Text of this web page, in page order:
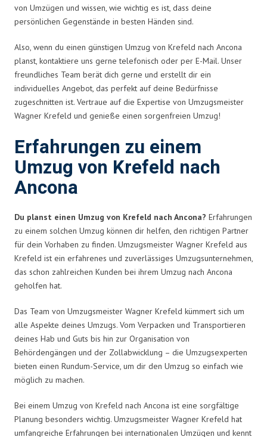
von Umzügen und wissen, wie wichtig es ist, dass deine
persönlichen Gegenstände in besten Händen sind.
Also, wenn du einen günstigen Umzug von Krefeld nach Ancona
planst, kontaktiere uns gerne telefonisch oder per E-Mail. Unser
freundliches Team berät dich gerne und erstellt dir ein
individuelles Angebot, das perfekt auf deine Bedürfnisse
zugeschnitten ist. Vertraue auf die Expertise von Umzugsmeister
Wagner Krefeld und genieße einen sorgenfreien Umzug!
Erfahrungen zu einem
Umzug von Krefeld nach
Ancona
Du planst einen Umzug von Krefeld nach Ancona? Erfahrungen
zu einem solchen Umzug können dir helfen, den richtigen Partner
für dein Vorhaben zu finden. Umzugsmeister Wagner Krefeld aus
Krefeld ist ein erfahrenes und zuverlässiges Umzugsunternehmen,
das schon zahlreichen Kunden bei ihrem Umzug nach Ancona
geholfen hat.
Das Team von Umzugsmeister Wagner Krefeld kümmert sich um
alle Aspekte deines Umzugs. Vom Verpacken und Transportieren
deines Hab und Guts bis hin zur Organisation von
Behördengängen und der Zollabwicklung – die Umzugsexperten
bieten einen Rundum-Service, um dir den Umzug so einfach wie
möglich zu machen.
Bei einem Umzug von Krefeld nach Ancona ist eine sorgfältige
Planung besonders wichtig. Umzugsmeister Wagner Krefeld hat
umfangreiche Erfahrungen bei internationalen Umzügen und kennt